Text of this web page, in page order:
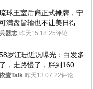
球王室后裔正式摊牌，宁
满盘皆输也不让美日得
，中国成关键
器志 昨天15:18 25评论
岁江珊近况曝光：白发多
了，走路慢了，胖到160
，没单位也没退休金
壹Talk 昨天13:07 22评论